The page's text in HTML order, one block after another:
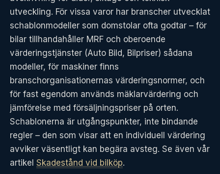
utveckling. För vissa varor har branscher utvecklat
schablonmodeller som domstolar ofta godtar – för
bilar tillhandahåller MRF och oberoende
värderingstjänster (Auto Bild, Bilpriser) sådana
modeller, för maskiner finns
branschorganisationernas värderingsnormer, och
för fast egendom används mäklarvärdering och
jämförelse med försäljningspriser på orten.
Schablonerna är utgångspunkter, inte bindande
regler – den som visar att en individuell värdering
avviker väsentligt kan begära avsteg. Se även vår
artikel Skadestånd vid bilköp.